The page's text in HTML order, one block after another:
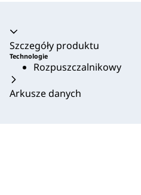
Akordeon zwinięty
Szczegóły produktu
Technologie
Rozpuszczalnikowy
Arkusze danych